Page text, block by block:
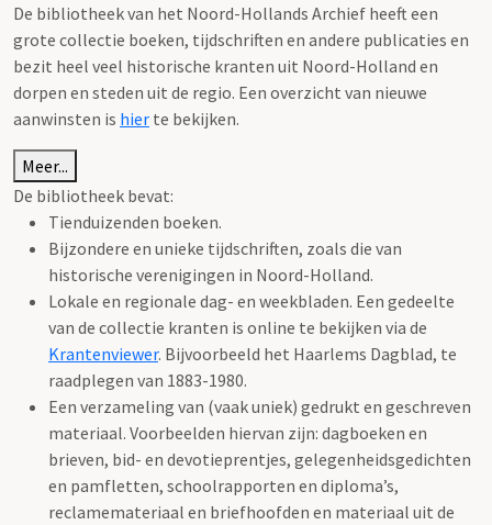
De bibliotheek van het Noord-Hollands Archief heeft een
grote collectie boeken, tijdschriften en andere publicaties en
bezit heel veel historische kranten uit Noord-Holland en
dorpen en steden uit de regio. Een overzicht van nieuwe
aanwinsten is hier te bekijken.
Meer...
De bibliotheek bevat:
Tienduizenden boeken.
Bijzondere en unieke tijdschriften, zoals die van
historische verenigingen in Noord-Holland.
Lokale en regionale dag- en weekbladen. Een gedeelte
van de collectie kranten is online te bekijken via de
Krantenviewer. Bijvoorbeeld het Haarlems Dagblad, te
raadplegen van 1883-1980.
Een verzameling van (vaak uniek) gedrukt en geschreven
materiaal. Voorbeelden hiervan zijn: dagboeken en
brieven, bid- en devotieprentjes, gelegenheidsgedichten
en pamfletten, schoolrapporten en diploma’s,
reclamemateriaal en briefhoofden en materiaal uit de